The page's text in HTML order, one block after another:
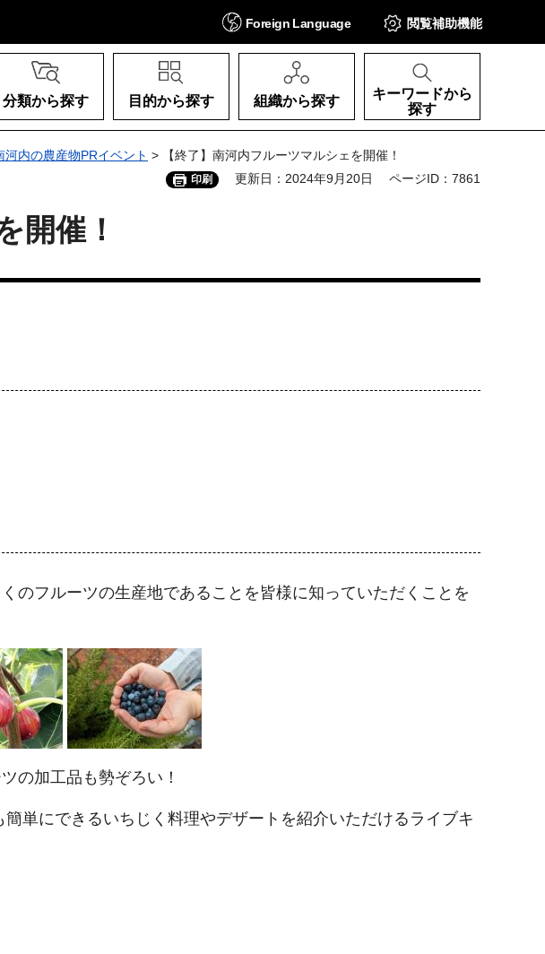
Foreign Language 閲覧補助機能
分類から探す 目的から探す 組織から探す
キーワードから
探す
河内の農産物PRイベント > 【終了】南河内フルーツマルシェを開催！
印刷 更新日：2024年9月20日 ページID：7861
開催！
のフルーツの生産地であることを皆様に知っていただくことを
の加工品も勢ぞろい！
単にできるいちじく料理やデザートを紹介いただけるライブキ